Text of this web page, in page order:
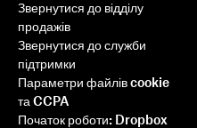
Звернутися до відділу
продажів
Звернутися до служби
підтримки
Параметри файлів cookie
та CCPA
Початок роботи: Dropbox